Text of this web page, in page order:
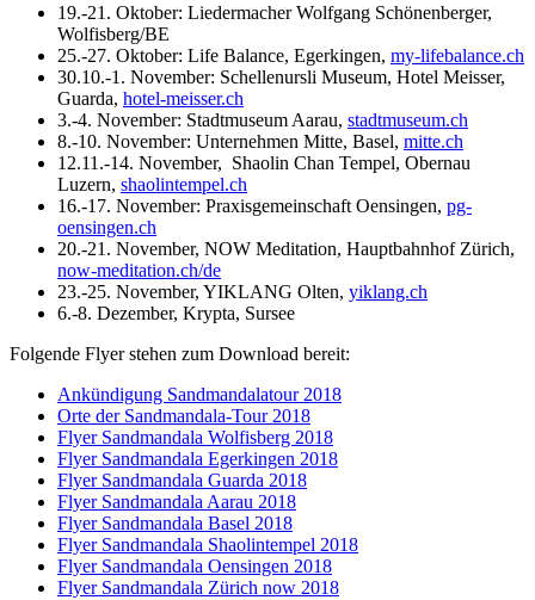
19.-21. Oktober: Liedermacher Wolfgang Schönenberger,
Wolfisberg/BE
25.-27. Oktober: Life Balance, Egerkingen, my-lifebalance.ch
30.10.-1. November: Schellenursli Museum, Hotel Meisser,
Guarda, hotel-meisser.ch
3.-4. November: Stadtmuseum Aarau, stadtmuseum.ch
8.-10. November: Unternehmen Mitte, Basel, mitte.ch
12.11.-14. November, Shaolin Chan Tempel, Obernau
Luzern, shaolintempel.ch
16.-17. November: Praxisgemeinschaft Oensingen, pg-
oensingen.ch
20.-21. November, NOW Meditation, Hauptbahnhof Zürich,
now-meditation.ch/de
23.-25. November, YIKLANG Olten, yiklang.ch
6.-8. Dezember, Krypta, Sursee
Folgende Flyer stehen zum Download bereit:
Ankündigung Sandmandalatour 2018
Orte der Sandmandala-Tour 2018
Flyer Sandmandala Wolfisberg 2018
Flyer Sandmandala Egerkingen 2018
Flyer Sandmandala Guarda 2018
Flyer Sandmandala Aarau 2018
Flyer Sandmandala Basel 2018
Flyer Sandmandala Shaolintempel 2018
Flyer Sandmandala Oensingen 2018
Flyer Sandmandala Zürich now 2018